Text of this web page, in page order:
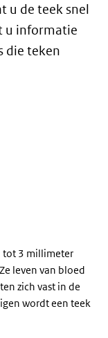
u de teek snel
u informatie
die teken
tot 3 millimeter
leven van bloed
zich vast in de
wordt een teek